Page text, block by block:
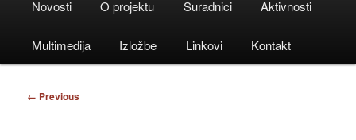
Novosti O projektu Suradnici Aktivnosti
Multimedija Izložbe Linkovi Kontakt
Image
← Previous